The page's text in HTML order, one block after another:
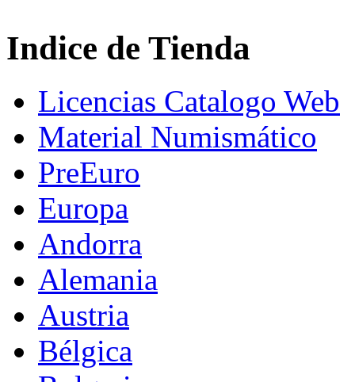
Indice de Tienda
Licencias Catalogo Web
Material Numismático
PreEuro
Europa
Andorra
Alemania
Austria
Bélgica